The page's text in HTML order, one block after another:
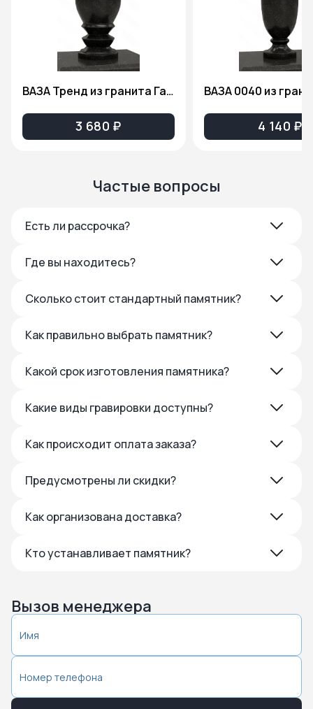
ВАЗА Тренд из гранита Габбро Диабаз
3 680 ₽ 4 140 ₽
Частые вопросы
Есть ли рассрочка?
Где вы находитесь?
Сколько стоит стандартный памятник?
Как правильно выбрать памятник?
Какой срок изготовления памятника?
Какие виды гравировки доступны?
Как происходит оплата заказа?
Предусмотрены ли скидки?
Как организована доставка?
Кто устанавливает памятник?
Вызов менеджера